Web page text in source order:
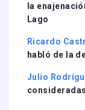
la
Lago
Ricardo
habló de la
Julio